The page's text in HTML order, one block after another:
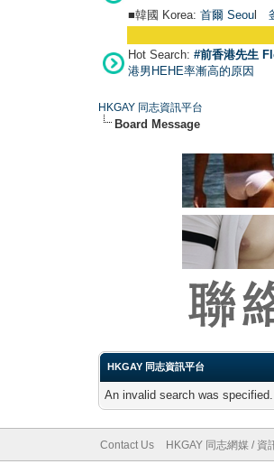
■韓國 Korea: 首爾 Seou
Hot Search: #前香港先生
港男HEHE率漸高的原因
HKGAY 同志資訊平台
Board Message
HKGAY 同志資訊平台
An invalid search was
Contact Us HKGAY 同志網媒 / 資